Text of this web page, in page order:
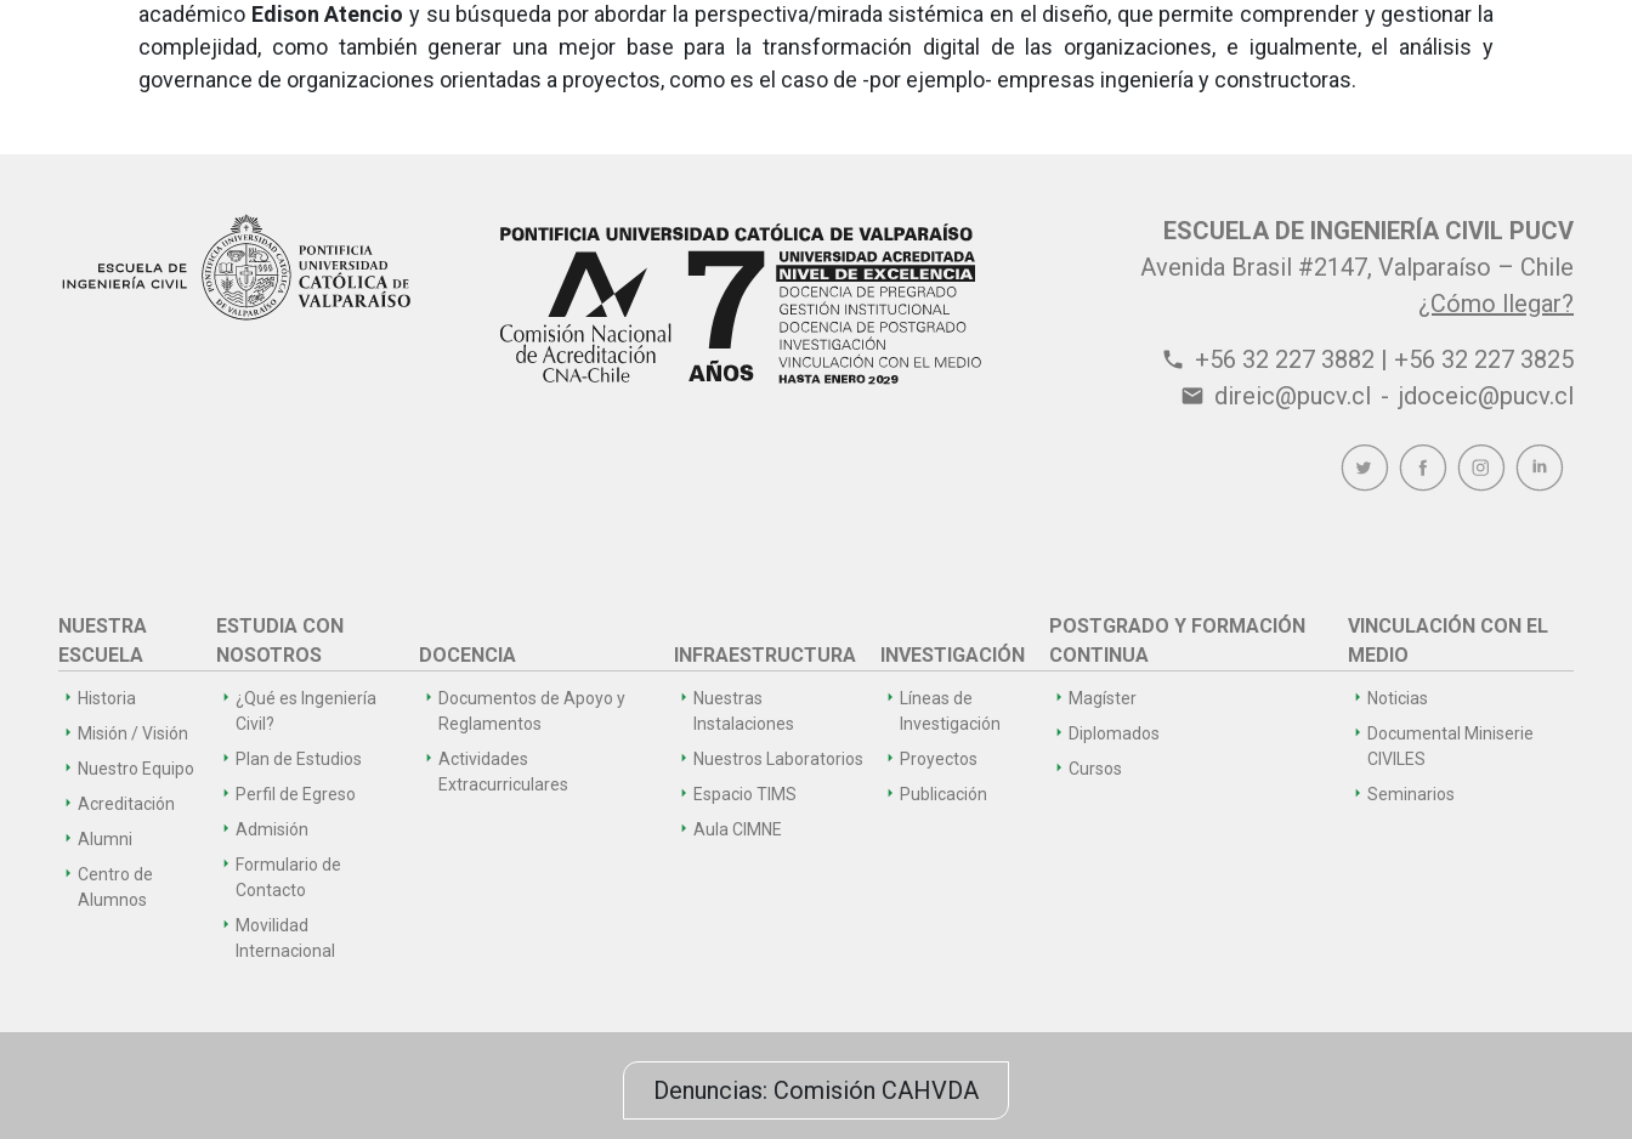
académico Edison Atencio y su búsqueda por abordar la perspectiva/mirada sistémica en el diseño, que permite comprender y gestionar la
complejidad, como también generar una mejor base para la transformación digital de las organizaciones, e igualmente, el análisis y
governance de organizaciones orientadas a proyectos, como es el caso de -por ejemplo- empresas ingeniería y constructoras.
ESCUELA DE INGENIERÍA CIVIL PUCV
Avenida Brasil #2147, Valparaíso – Chile
¿Cómo llegar?
phone +56 32 227 3882 | +56 32 227 3825
email direic@pucv.cl - jdoceic@pucv.cl
NUESTRA
ESCUELA
Historia
Misión / Visión
Nuestro Equipo
Acreditación
Alumni
Centro de
Alumnos
ESTUDIA CON
NOSOTROS
¿Qué es Ingeniería
Civil?
Plan de Estudios
Perfil de Egreso
Admisión
Formulario de
Contacto
Movilidad
Internacional
DOCENCIA
Documentos de Apoyo y
Reglamentos
Actividades
Extracurriculares
INFRAESTRUCTURA
Nuestras
Instalaciones
Nuestros Laboratorios
Espacio TIMS
Aula CIMNE
INVESTIGACIÓN
Líneas de
Investigación
Proyectos
Publicación
POSTGRADO Y FORMACIÓN
CONTINUA
Magíster
Diplomados
Cursos
VINCULACIÓN CON EL
MEDIO
Noticias
Documental Miniserie
CIVILES
Seminarios
Denuncias: Comisión CAHVDA